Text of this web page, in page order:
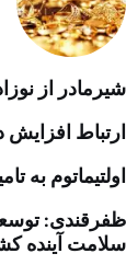
شیرمادر از
ارتباط
اولتیماتوم به
ظفرقندی:
سلامت آینده